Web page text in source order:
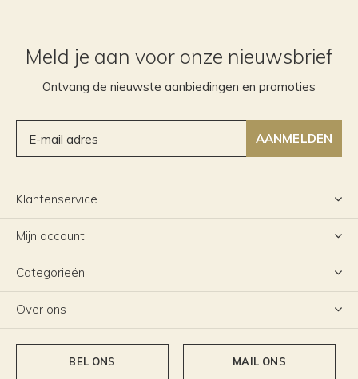
Meld je aan voor onze nieuwsbrief
Ontvang de nieuwste aanbiedingen en promoties
AANMELDEN
Klantenservice
Mijn account
Categorieën
Over ons
BEL ONS MAIL ONS